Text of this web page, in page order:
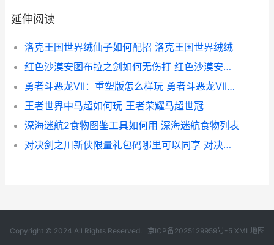
延伸阅读
洛克王国世界绒仙子如何配招 洛克王国世界绒绒
红色沙漠安图布拉之剑如何无伤打 红色沙漠安图布拉之剑在第几章
勇者斗恶龙VII：重塑版怎么样玩 勇者斗恶龙VII重制版
王者世界中马超如何玩 王者荣耀马超世冠
深海迷航2食物图鉴工具如何用 深海迷航食物列表
对决剑之川新侠限量礼包码哪里可以同享 对决剑之川新侠客吴渊
Copyright © 2024 All Rights Reserved. 京ICP备2025129959号-5 XML地图